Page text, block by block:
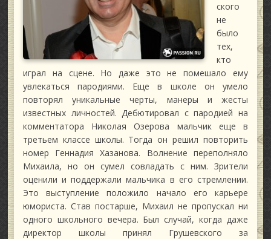
ского
не
было
тех,
кто
играл на сцене. Но даже это не помешало ему
увлекаться пародиями. Еще в школе он умело
повторял уникальные черты, манеры и жесты
известных личностей. Дебютировал с пародией на
комментатора Николая Озерова мальчик еще в
третьем классе школы. Тогда он решил повторить
номер Геннадия Хазанова. Волнение переполняло
Михаила, но он сумел совладать с ним. Зрители
оценили и поддержали мальчика в его стремлении.
Это выступление положило начало его карьере
юмориста. Став постарше, Михаил не пропускал ни
одного школьного вечера. Был случай, когда даже
директор школы принял Грушевского за